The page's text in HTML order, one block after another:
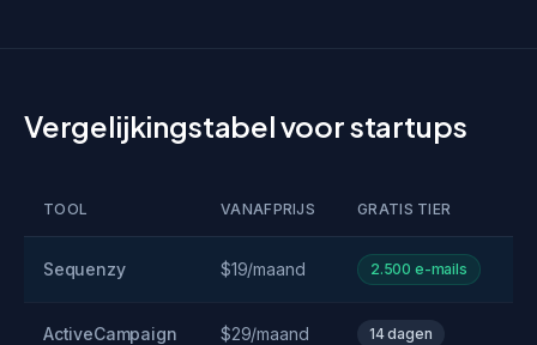
Vergelijkingstabel voor startups
TOOL VANAFPRIJS GRATIS TIER
Sequenzy $19/maand 2.500 e-mails
ActiveCampaign $29/maand 14 dagen